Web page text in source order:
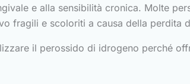
e alla sensibilità cronica. Molte
fragili e scoloriti a causa della perdita
il perossido di idrogeno perché